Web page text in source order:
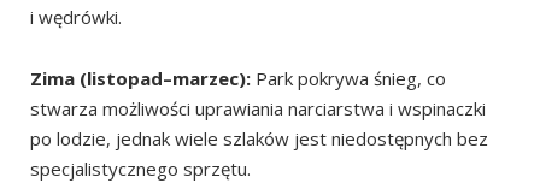
i wędrówki.
Zima (listopad–marzec): Park pokrywa śnieg, co
stwarza możliwości uprawiania narciarstwa i wspinaczki
po lodzie, jednak wiele szlaków jest niedostępnych bez
specjalistycznego sprzętu.